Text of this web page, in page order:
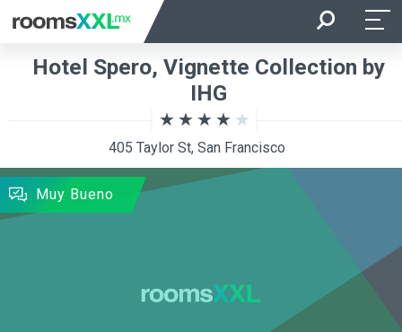
Ocupación Habitación
BUSCAR
Hotel Spero, Vignette Collection by
IHG
405 Taylor St, San Francisco
Muy Bueno